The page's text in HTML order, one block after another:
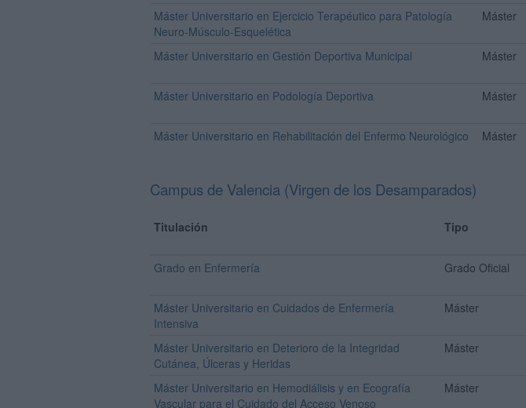
Máster Universitario en Ejercicio Terapéutico para Patología
Neuro-Músculo-Esquelética
Máster
Máster Universitario en Gestión Deportiva Municipal
Máster
Máster Universitario en Podología Deportiva
Máster
Máster Universitario en Rehabilitación del Enfermo Neurológico
Máster
Campus de Valencia (Virgen de los Desamparados)
Titulación Tipo
Grado en Enfermería
Grado Oficial
Máster Universitario en Cuidados de Enfermería
Intensiva
Máster
Máster Universitario en Deterioro de la Integridad
Cutánea, Úlceras y Heridas
Máster
Máster Universitario en Hemodiálisis y en Ecografía
Vascular para el Cuidado del Acceso Venoso
Máster